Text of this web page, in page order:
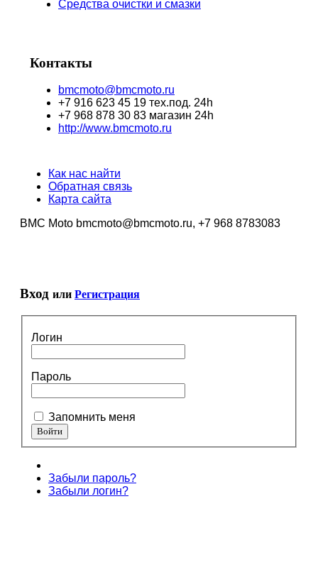
Средства очистки и смазки
Контакты
bmcmoto@bmcmoto.ru
+7 916 623 45 19 тех.под. 24h
+7 968 878 30 83 магазин 24h
http://www.bmcmoto.ru
Как нас найти
Обратная связь
Карта сайта
BMC Moto bmcmoto@bmcmoto.ru, +7 968 8783083
Вход или Регистрация
Логин
Пароль
Запомнить меня
Забыли пароль?
Забыли логин?